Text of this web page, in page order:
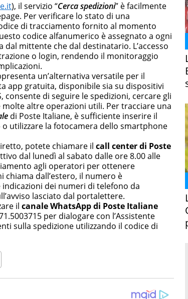
), il servizio “Cerca spedizioni” è facilmente
Per verificare lo stato di una
di tracciamento fornito al momento
codice alfanumerico è assegnato a ogni
mittente che dal destinatario. L’accesso
o login, rendendo il monitoraggio
un’alternativa versatile per il
app gratuita, disponibile sia su dispositivi
consente di seguire le spedizioni, cercare gli
altre operazioni utili. Per tracciare una
di Poste Italiane, è sufficiente inserire il
o utilizzare la fotocamera dello smartphone
potete chiamare il call center di Poste
dal lunedì al sabato dalle ore 8.00 alle
agli operatori per ottenere
chiama dall’estero, il numero è
indicazioni dei numeri di telefono da
lasciato dal portalettere.
il canale WhatsApp di Poste Italiane
per dialogare con l’Assistente
sulla spedizione utilizzando il codice di